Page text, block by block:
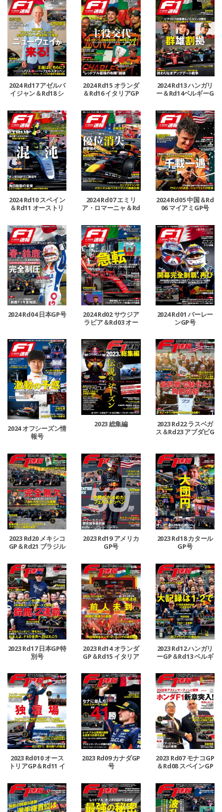
2024 Rd17 アゼルバ
イジャン＆Rd18 シ
2024 Rd15 オランダ
＆Rd16 イタリアGP
2024 Rd13 ハンガリ
ー＆Rd14ベルギーG
2024 Rd10 スペイン
＆Rd11 オーストリ
P号
2024 Rd07 エミリ
ア・ロマーニャ＆Rd
ナダGP号
2024 Rd05 中国＆Rd
06 マイアミGP号
2024 Rd04 日本GP号
2024 Rd02 サウジア
ラビア＆Rd03 オー
2024 Rd01 バーレー
ンGP号
2024 オフシーズン情
報号
2023 総集編
2023 Rd22 ラスベガ
ス＆Rd23 アブダビG
2023 Rd20 メキシコ
GP＆Rd21 ブラジル
2023 Rd19 アメリカ
GP号
2023 Rd18 カタール
GP号
2023 Rd17 日本GP特
別号
2023 Rd14 オランダ
GP＆Rd15 イタリア
2023 Rd12 ハンガリ
ーGP＆Rd13 ベルギ
2023 Rd010 オース
トリアGP＆Rd11 イ
2023 Rd09 カナダGP
号
2023 Rd07 モナコGP
＆Rd08 スペインGP